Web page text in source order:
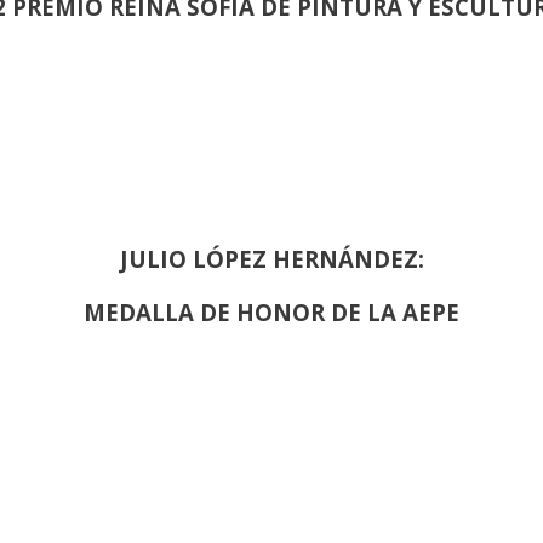
PREMIO REINA SOFIA DE PINTURA Y
JULIO LÓPEZ HERNÁNDEZ:
MEDALLA DE HONOR DE LA AEPE